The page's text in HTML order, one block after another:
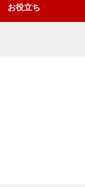
お役立ち